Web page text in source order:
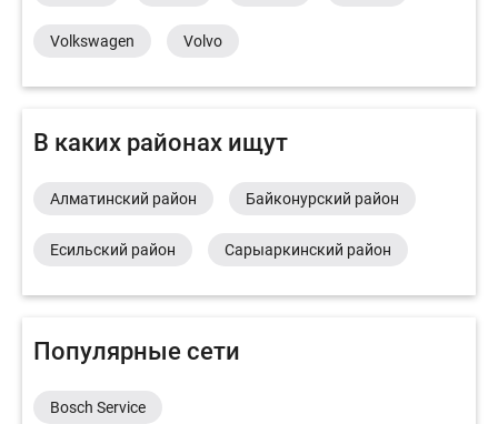
Volkswagen Volvo
В каких районах ищут
Алматинский район Байконурский район
Есильский район Сарыаркинский район
Популярные сети
Bosch Service